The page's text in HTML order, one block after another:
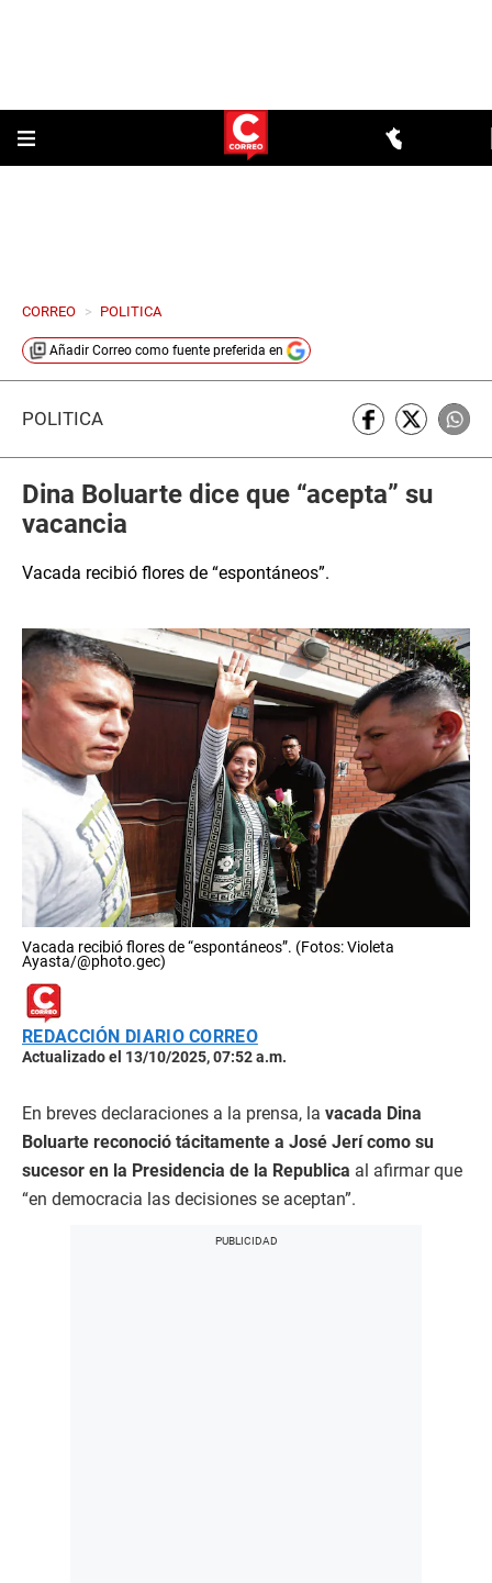
CORREO > POLITICA
Añadir Correo como fuente preferida en
POLÍTICA
Dina Boluarte dice que “acepta” su
vacancia
Vacada recibió flores de “espontáneos”.
Vacada recibió flores de “espontáneos”. (Fotos: Violeta
Ayasta/@photo.gec)
REDACCIÓN DIARIO CORREO
Actualizado el 13/10/2025, 07:52 a.m.
En breves declaraciones a la prensa, la vacada Dina
Boluarte reconoció tácitamente a José Jerí como su
sucesor en la Presidencia de la Republica al afirmar que
“en democracia las decisiones se aceptan”.